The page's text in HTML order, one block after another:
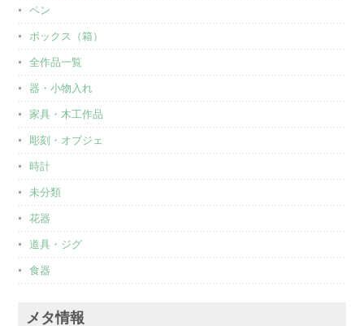
ペン
ボックス（箱）
全作品一覧
器・小物入れ
家具・木工作品
彫刻・オブジェ
時計
未分類
花器
道具・ジグ
食器
メタ情報